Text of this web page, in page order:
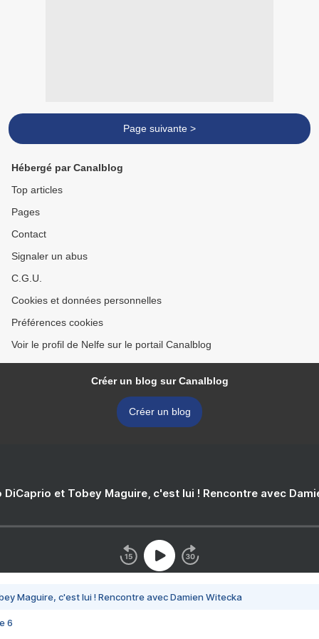
Page suivante >
Hébergé par Canalblog
Top articles
Pages
Contact
Signaler un abus
C.G.U.
Cookies et données personnelles
Préférences cookies
Voir le profil de Nelfe sur le portail Canalblog
Créer un blog sur Canalblog
Créer un blog
DiCaprio et Tobey Maguire, c'est lui ! Rencontre avec
Maguire, c'est lui ! Rencontre avec Damien Witecka
6